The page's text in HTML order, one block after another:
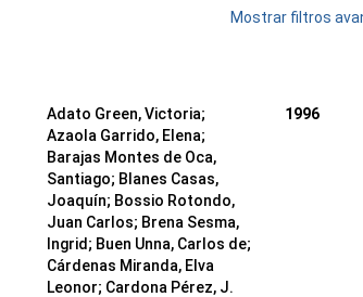
Mostrar filtros
Adato Green, Victoria;
Azaola Garrido, Elena;
Barajas Montes de Oca,
Santiago; Blanes Casas,
Joaquín; Bossio Rotondo,
Juan Carlos; Brena Sesma,
Ingrid; Buen Unna, Carlos de;
Cárdenas Miranda, Elva
Leonor; Cardona Pérez, J.
1996